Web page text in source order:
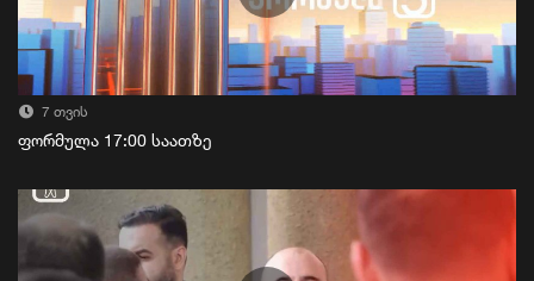
7 თვის
ფორმულა 17:00 საათზე